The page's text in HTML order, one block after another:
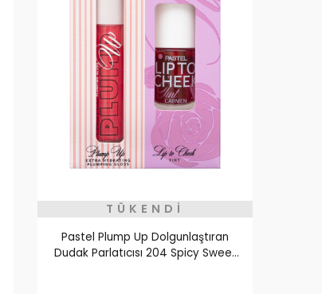
TÜKENDI
Pastel Plump Up Dolgunlaştıran
Dudak Parlatıcısı 204 Spicy Sweet